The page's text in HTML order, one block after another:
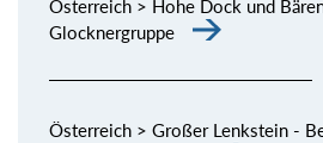
Österreich > Hohe Dock und
Glocknergruppe
Österreich > Großer Lenkstein -